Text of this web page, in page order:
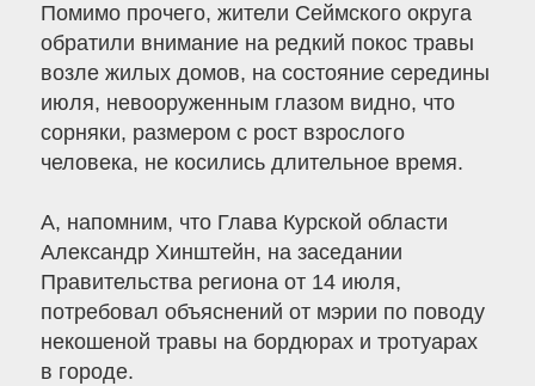
Помимо прочего, жители Сеймского округа
обратили внимание на редкий покос травы
возле жилых домов, на состояние середины
июля, невооруженным глазом видно, что
сорняки, размером с рост взрослого
человека, не косились длительное время.
А, напомним, что Глава Курской области
Александр Хинштейн, на заседании
Правительства региона от 14 июля,
потребовал объяснений от мэрии по поводу
некошеной травы на бордюрах и тротуарах
в городе.